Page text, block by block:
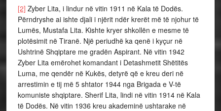
[2] Zyber Lita, i lindur në vitin 1911 në Kala të Dodës.
Përndryshe ai ishte djali i njërit ndër krerët më të njohur të
Lumës, Mustafa Lita. Kishte kryer shkollën e mesme të
plotësimit në Tiranë. Një periudhë ka qenë i kyçur në
Ushtrinë Shqiptare me gradën Aspirant. Në vitin 1942
Zyber Lita emërohet komandant i Detashmetit Shëtitës
Luma, me qendër në Kukës, detyrë që e kreu deri në
arrestimin e tij më 5 shtator 1944 nga Brigada e V-të
komuniste shqiptare. Sherif Lita, lindi në vitin 1914 në Kala
të Dodës. Në vitin 1936 kreu akademinë ushtarake në